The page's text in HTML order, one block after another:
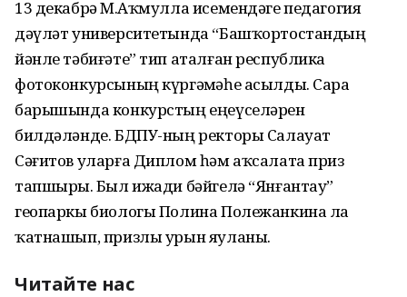
13 декабрҙә М.Аҡмулла исемендәге педагогия
дәүләт университетында “Башҡортостандың
йәнле тәбиғәте” тип аталған республика
фотоконкурсының күргәҙмәһе асылды. Сара
барышында конкурстың еңеүселәрен
билдәләнде. БДПУ-ның ректоры Салауат
Сәғитов уларға Диплом һәм аҡсалата приз
тапшырҙы. Был ижади бәйгелә “Янғантау”
геопаркы биологы Полина Полежанкина ла
ҡатнашып, призлы урын яуланы.
Читайте нас